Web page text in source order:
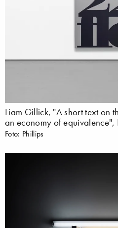
Liam Gillick, "A short text on
an economy of
Foto: Phillips